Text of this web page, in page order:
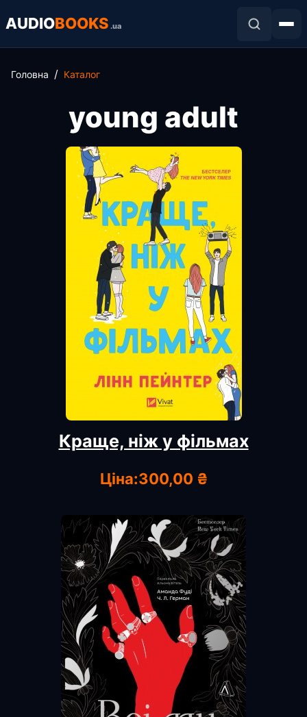
AUDIOBOOKS .ua
Головна Каталог
young adult
Краще, ніж у фільмах
Ціна:300,00 ₴